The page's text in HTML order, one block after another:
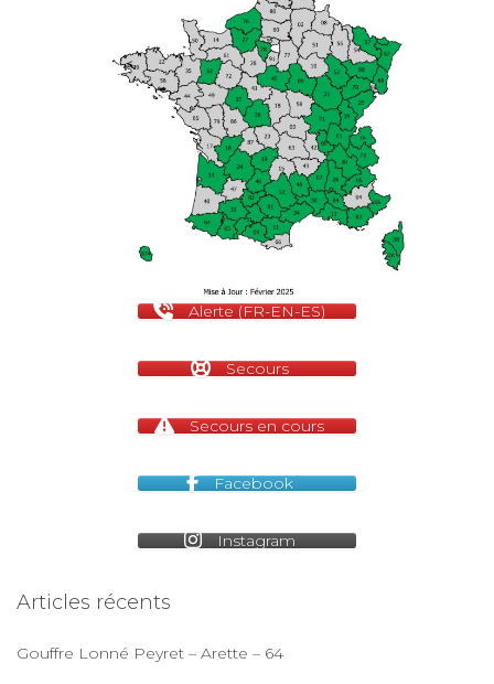
Alerte (FR-EN-ES)
Secours
Secours en cours
Facebook
Instagram
Articles récents
Gouffre Lonné Peyret – Arette – 64